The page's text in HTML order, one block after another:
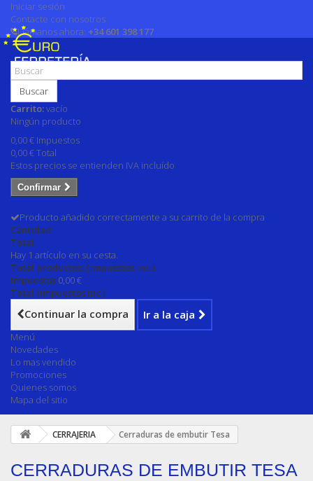
Iniciar sesión
Contacte con nosotros
Llámanos ahora: +34 601 398 177
Buscar
Carrito:vacío
Ningún producto
0,00 € Impuestos
0,00 €Total
Estos precios se entienden IVA incluído
Confirmar
Producto añadido correctamente a su carrito de la compra
Cantidad
Total
Hay 1 artículo en su cesta.
Total productos: (impuestos inc.)
Impuestos 0,00 €
Total (impuestos inc.)
Continuar la compra Ir a la caja
Menú
Novedades
Lo mas vendido
Promociones
Quienes somos
Mapa del sitio
CERRAJERIA Cerraduras de embutir Tesa
CERRADURAS DE EMBUTIR TESA